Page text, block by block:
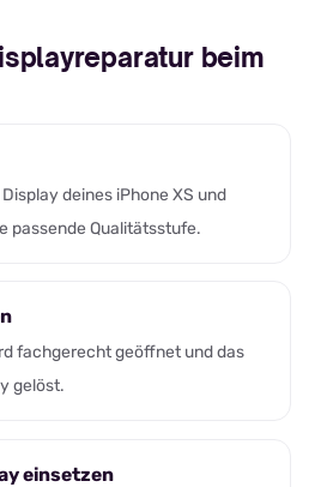
beim
deines iPhone XS und
passende Qualitätsstufe.
fachgerecht geöffnet und das
gelöst.
einsetzen